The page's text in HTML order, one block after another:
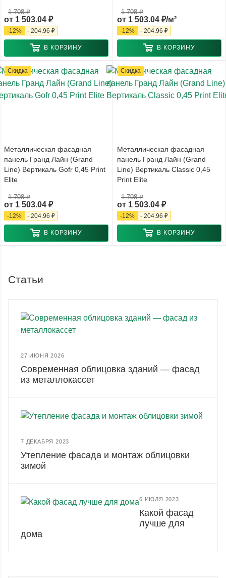
от 1 503.04 ₽
1 708 ₽
-12% - 204.96 ₽
В КОРЗИНУ
от 1 503.04 ₽/м²
1 708 ₽
-12% - 204.96 ₽
В КОРЗИНУ
Скидка
Металлическая фасадная
панель Гранд Лайн (Grand
Line) Вертикаль Gofr 0,45 Print
Elite
от 1 503.04 ₽
1 708 ₽
-12% - 204.96 ₽
В КОРЗИНУ
Скидка
Металлическая фасадная
панель Гранд Лайн (Grand
Line) Вертикаль Classic 0,45
Print Elite
от 1 503.04 ₽
1 708 ₽
-12% - 204.96 ₽
В КОРЗИНУ
Статьи
27 ИЮНЯ 2026
Современная облицовка зданий — фасад
из металлокассет
7 ДЕКАБРЯ 2023
Утепление фасада и монтаж облицовки
зимой
6 ИЮЛЯ 2023
Какой фасад
лучше для
дома